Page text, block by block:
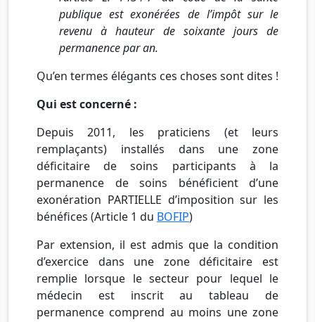
publique est exonérées de l’impôt sur le
revenu à hauteur de soixante jours de
permanence par an.
Qu’en termes élégants ces choses sont dites !
Qui est concerné :
Depuis 2011, les praticiens (et leurs
remplaçants) installés dans une zone
déficitaire de soins participants à la
permanence de soins bénéficient d’une
exonération PARTIELLE d’imposition sur les
bénéfices (Article 1 du BOFIP)
Par extension, il est admis que la condition
d’exercice dans une zone déficitaire est
remplie lorsque le secteur pour lequel le
médecin est inscrit au tableau de
permanence comprend au moins une zone